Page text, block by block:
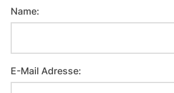
Name:
E-Mail Adresse: